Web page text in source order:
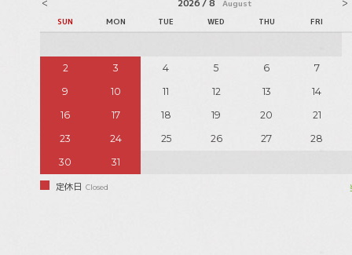
2026 / 8 August
SUN MON TUE WED THU FRI
2 3 4 5 6
7
9
10 11 12 13
14
16
17 18 19 20
21
23
24 25 26 27
28
30
31
定休日 Closed